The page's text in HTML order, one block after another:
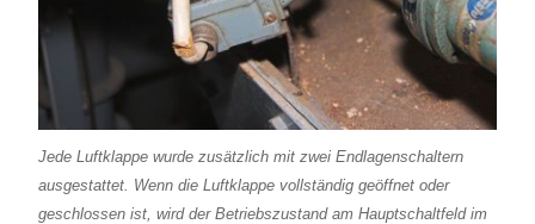
Jede Luftklappe wurde zusätzlich mit zwei Endlagenschaltern
ausgestattet. Wenn die Luftklappe vollständig geöffnet oder
geschlossen ist, wird der Betriebszustand am Hauptschaltfeld im